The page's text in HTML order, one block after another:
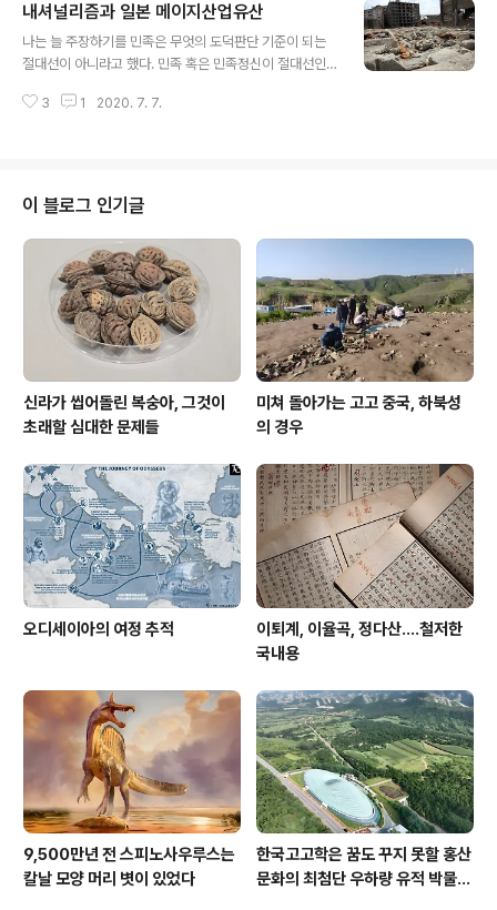
업유산 등재에 우리가 제동을 조금이나만 건 무기는 민족
이 아니라 인권 human rights였다. 둘이 무슨 차이가 있
냐고? 반딧불과 번갯불의 차이다. Against their will the
여기에 무슨 민족이 있는가? 사람답게 살 권리만이 있을 뿐
내셔널리즘과 일본 메이지산업유산
나는 늘 주장하기를 민족은 무엇의 도덕판단 기준이 되는
절대선이 아니라고 했다. 민족 혹은 민족정신이 절대선인
본 산업유산. 그 현장에서 혹사당한 이는 조선인 뿐만 아니
는 측면이 있지만 현재로서는 이보다 나은 판단기준을 찾
기는 어렵다. 나는 늘 이 인권이라는 말을 맹자를 원용해 핵
심이 불인지심不忍之心이라 풀어쓴다. 인간으로서 차마
하지 말아야 할 짓거리가 저들 노동현장에서 자행됐다. 이
번 등재결정문 각주가 인용한 강제노동 피해국엔 코리언즈
가 대서특필되고 그러면서 나머지 피해자들은 o..
3 1 2020. 7. 7.
이 블로그 인기글
신라가 씹어돌린 복숭아, 그것이
초래할 심대한 문제들
미쳐 돌아가는 고고 중국, 하북성
의 경우
오디세이아의 여정 추적
이퇴계, 이율곡, 정다산....철저한
국내용
9,500만년 전 스피노사우루스는
칼날 모양 머리 볏이 있었다
한국고고학은 꿈도 꾸지 못할 홍산
문화의 최첨단 우하량 유적 박물관